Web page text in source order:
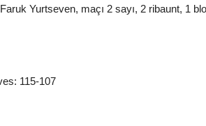
Yurtseven, maçı 2 sayı, 2 ribaunt, 1
115-107